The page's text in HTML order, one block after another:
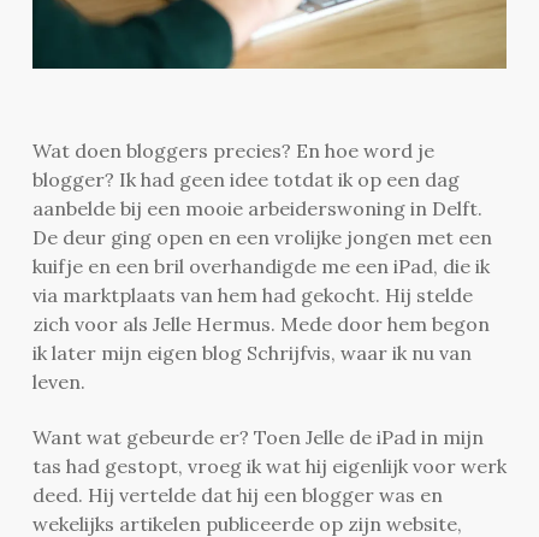
Wat doen bloggers precies? En hoe word je
blogger? Ik had geen idee totdat ik op een dag
aanbelde bij een mooie arbeiderswoning in Delft.
De deur ging open en een vrolijke jongen met een
kuifje en een bril overhandigde me een iPad, die ik
via marktplaats van hem had gekocht. Hij stelde
zich voor als Jelle Hermus. Mede door hem begon
ik later mijn eigen blog Schrijfvis, waar ik nu van
leven.
Want wat gebeurde er? Toen Jelle de iPad in mijn
tas had gestopt, vroeg ik wat hij eigenlijk voor werk
deed. Hij vertelde dat hij een blogger was en
wekelijks artikelen publiceerde op zijn website,